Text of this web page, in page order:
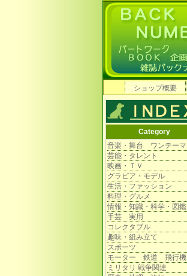
ショップ概要
Category
音楽・舞台 ワンテーマ
芸能・タレント
映画・ＴＶ
グラビア・モデル
生活・ファッション
料理・グルメ
情報・知識・科学・図鑑
手芸 実用
コレクタブル
趣味・組み立て
スポーツ
モーター 鉄道 飛行機
ミリタリ 戦争関連